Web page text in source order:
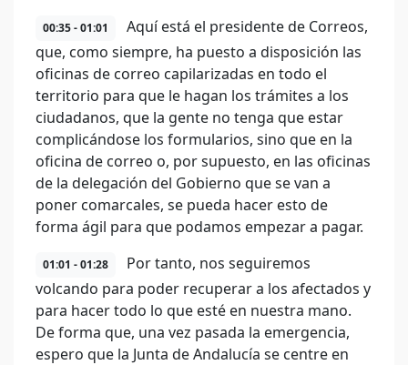
00:35 - 01:01
Aquí está el presidente de Correos,
que, como siempre, ha puesto a disposición las
oficinas de correo capilarizadas en todo el
territorio para que le hagan los trámites a los
ciudadanos, que la gente no tenga que estar
complicándose los formularios, sino que en la
oficina de correo o, por supuesto, en las oficinas
de la delegación del Gobierno que se van a
poner comarcales, se pueda hacer esto de
forma ágil para que podamos empezar a pagar.
01:01 - 01:28
Por tanto, nos seguiremos
volcando para poder recuperar a los afectados y
para hacer todo lo que esté en nuestra mano.
De forma que, una vez pasada la emergencia,
espero que la Junta de Andalucía se centre en